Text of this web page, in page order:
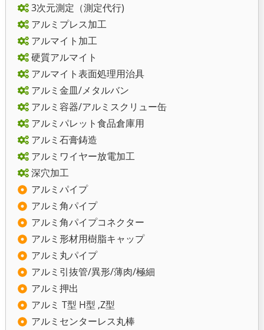
3次元測定（測定代行)
アルミプレス加工
アルマイト加工
硬質アルマイト
アルマイト表面処理用治具
アルミ金皿/メタルバン
アルミ容器/アルミスクリュー缶
アルミパレット食品倉庫用
アルミ石膏鋳造
アルミワイヤー放電加工
深穴加工
アルミパイプ
アルミ角パイプ
アルミ角パイプコネクター
アルミ形材用樹脂キャップ
アルミ丸パイプ
アルミ引抜管/異形/薄肉/極細
アルミ押出
アルミ T型 H型 ,Z型
アルミセンターレス丸棒